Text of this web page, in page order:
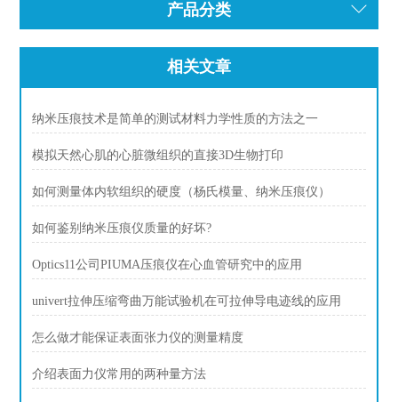
产品分类
相关文章
纳米压痕技术是简单的测试材料力学性质的方法之一
模拟天然心肌的心脏微组织的直接3D生物打印
如何测量体内软组织的硬度（杨氏模量、纳米压痕仪）
如何鉴别纳米压痕仪质量的好坏?
Optics11公司PIUMA压痕仪在心血管研究中的应用
univert拉伸压缩弯曲万能试验机在可拉伸导电迹线的应用
怎么做才能保证表面张力仪的测量精度
介绍表面力仪常用的两种量方法